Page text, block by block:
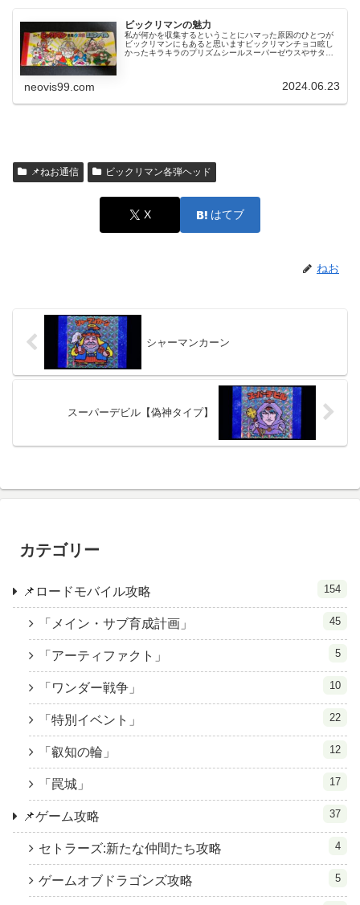
ビックリマンの魅力
私が何かを収集するということにハマった原因のひとつが
ビックリマンにもあると思いますビックリマンチョコ眩し
かったキラキラのプリズムシールスーパーゼウスやサタン
neovis99.com 2024.06.23
📌ねお通信 ビックリマン各弾ヘッド
X はてブ
ねお
シャーマンカーン
スーパーデビル【偽神タイプ】
カテゴリー
📌ロードモバイル攻略 154
「メイン・サブ育成計画」 45
「アーティファクト」 5
「ワンダー戦争」 10
「特別イベント」 22
「叡知の輪」 12
「罠城」 17
📌ゲーム攻略 37
セトラーズ:新たな仲間たち攻略 4
ゲームオブドラゴンズ攻略 5